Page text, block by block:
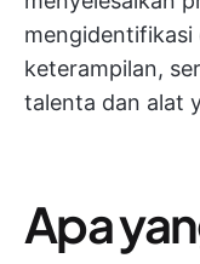
mengidentifikasi
keterampilan,
talenta dan alat
Apa